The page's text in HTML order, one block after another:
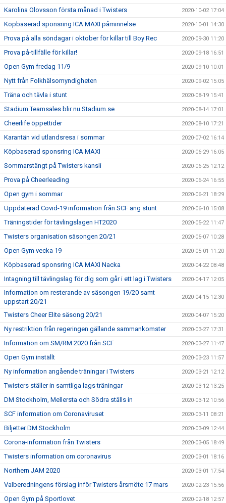
Karolina Olovsson första månad i Twisters 2020-10-02 17:04
Köpbaserad sponsring ICA MAXI påminnelse 2020-10-01 14:30
Prova på alla söndagar i oktober för killar till Boy Rec 2020-09-30 11:20
Prova på-tillfälle för killar! 2020-09-18 16:51
Open Gym fredag 11/9 2020-09-10 10:01
Nytt från Folkhälsomyndigheten 2020-09-02 15:05
Träna och tävla i stunt 2020-08-19 15:41
Stadium Teamsales blir nu Stadium.se 2020-08-14 17:01
Cheerlife öppettider 2020-08-10 17:21
Karantän vid utlandsresa i sommar 2020-07-02 16:14
Köpbaserad sponsring ICA MAXI 2020-06-29 16:05
Sommarstängt på Twisters kansli 2020-06-25 12:12
Prova på Cheerleading 2020-06-24 16:55
Open gym i sommar 2020-06-21 18:29
Uppdaterad Covid-19 information från SCF ang stunt 2020-06-10 15:08
Träningstider för tävlingslagen HT2020 2020-05-22 11:47
Twisters organisation säsongen 20/21 2020-05-07 10:28
Open Gym vecka 19 2020-05-01 11:20
Köpbaserad sponsring ICA MAXI Nacka 2020-04-22 08:48
Intagning till tävlingslag för dig som går i ett lag i Twisters 2020-04-17 12:05
Information om resterande av säsongen 19/20 samt
uppstart 20/21
2020-04-15 12:30
Twisters Cheer Elite säsong 20/21 2020-04-07 15:20
Ny restriktion från regeringen gällande sammankomster 2020-03-27 17:31
Information om SM/RM 2020 från SCF 2020-03-27 11:47
Open Gym inställt 2020-03-23 11:57
Ny information angående träningar i Twisters 2020-03-21 12:12
Twisters ställer in samtliga lags träningar 2020-03-12 13:25
DM Stockholm, Mellersta och Södra ställs in 2020-03-12 10:56
SCF information om Coronaviruset 2020-03-11 08:21
Biljetter DM Stockholm 2020-03-09 12:44
Corona-information från Twisters 2020-03-05 18:49
Twisters information om coronavirus 2020-03-01 18:16
Northern JAM 2020 2020-03-01 17:54
Valberedningens förslag inför Twisters årsmöte 17 mars 2020-02-23 15:56
Open Gym på Sportlovet 2020-02-18 12:57